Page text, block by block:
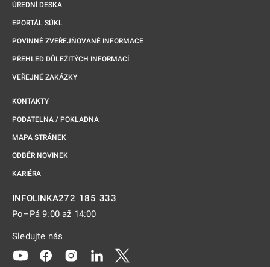
ÚŘEDNÍ DESKA
EPORTÁL SÚKL
POVINNĚ ZVEŘEJŇOVANÉ INFORMACE
PŘEHLED DŮLEŽITÝCH INFORMACÍ
VEŘEJNÉ ZAKÁZKY
KONTAKTY
PODATELNA / POKLADNA
MAPA STRÁNEK
ODBĚR NOVINEK
KARIÉRA
INFOLINKA272 185 333
Po–Pá 9:00 až 14:00
Sledujte nás
Odkaz se otevře na nové kartě
Odkaz se otevře na nové kartě
Odkaz se otevře na nové kartě
Odkaz se otevře na nové kartě